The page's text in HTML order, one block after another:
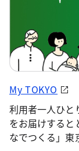
My TOKYO
利用者一人ひと
をお届けすると
なでつくる」東